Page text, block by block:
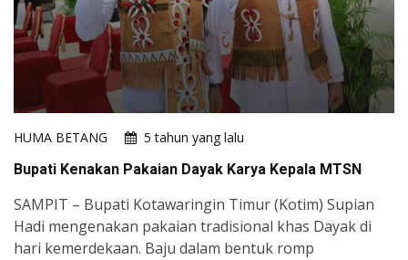
HUMA BETANG
5 tahun yang lalu
Bupati Kenakan Pakaian Dayak Karya Kepala MTSN
SAMPIT – Bupati Kotawaringin Timur (Kotim) Supian
Hadi mengenakan pakaian tradisional khas Dayak di
hari kemerdekaan. Baju dalam bentuk romp